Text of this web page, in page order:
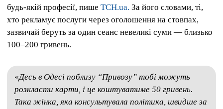
будь-якій професії, пише ТСН.ua. За його словами, ті,
хто рекламує послуги через оголошення на стовпах,
зазвичай беруть за один сеанс невеликі суми — близько
100–200 гривень.
«Десь в Одесі поблизу “Привозу” тобі можуть
розкласти карти, і це коштуватиме 50 гривень.
Така жінка, яка консультувала політика, швидше за